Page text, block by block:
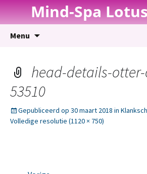
Mind-Spa
Menu
head-details-
53510
Gepubliceerd op 30 maart 2018 in
Volledige resolutie (1120 × 750)